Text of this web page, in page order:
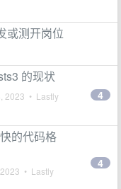
或测开岗位
的现状
2023 • Lastly
4
的代码格
• Lastly
4